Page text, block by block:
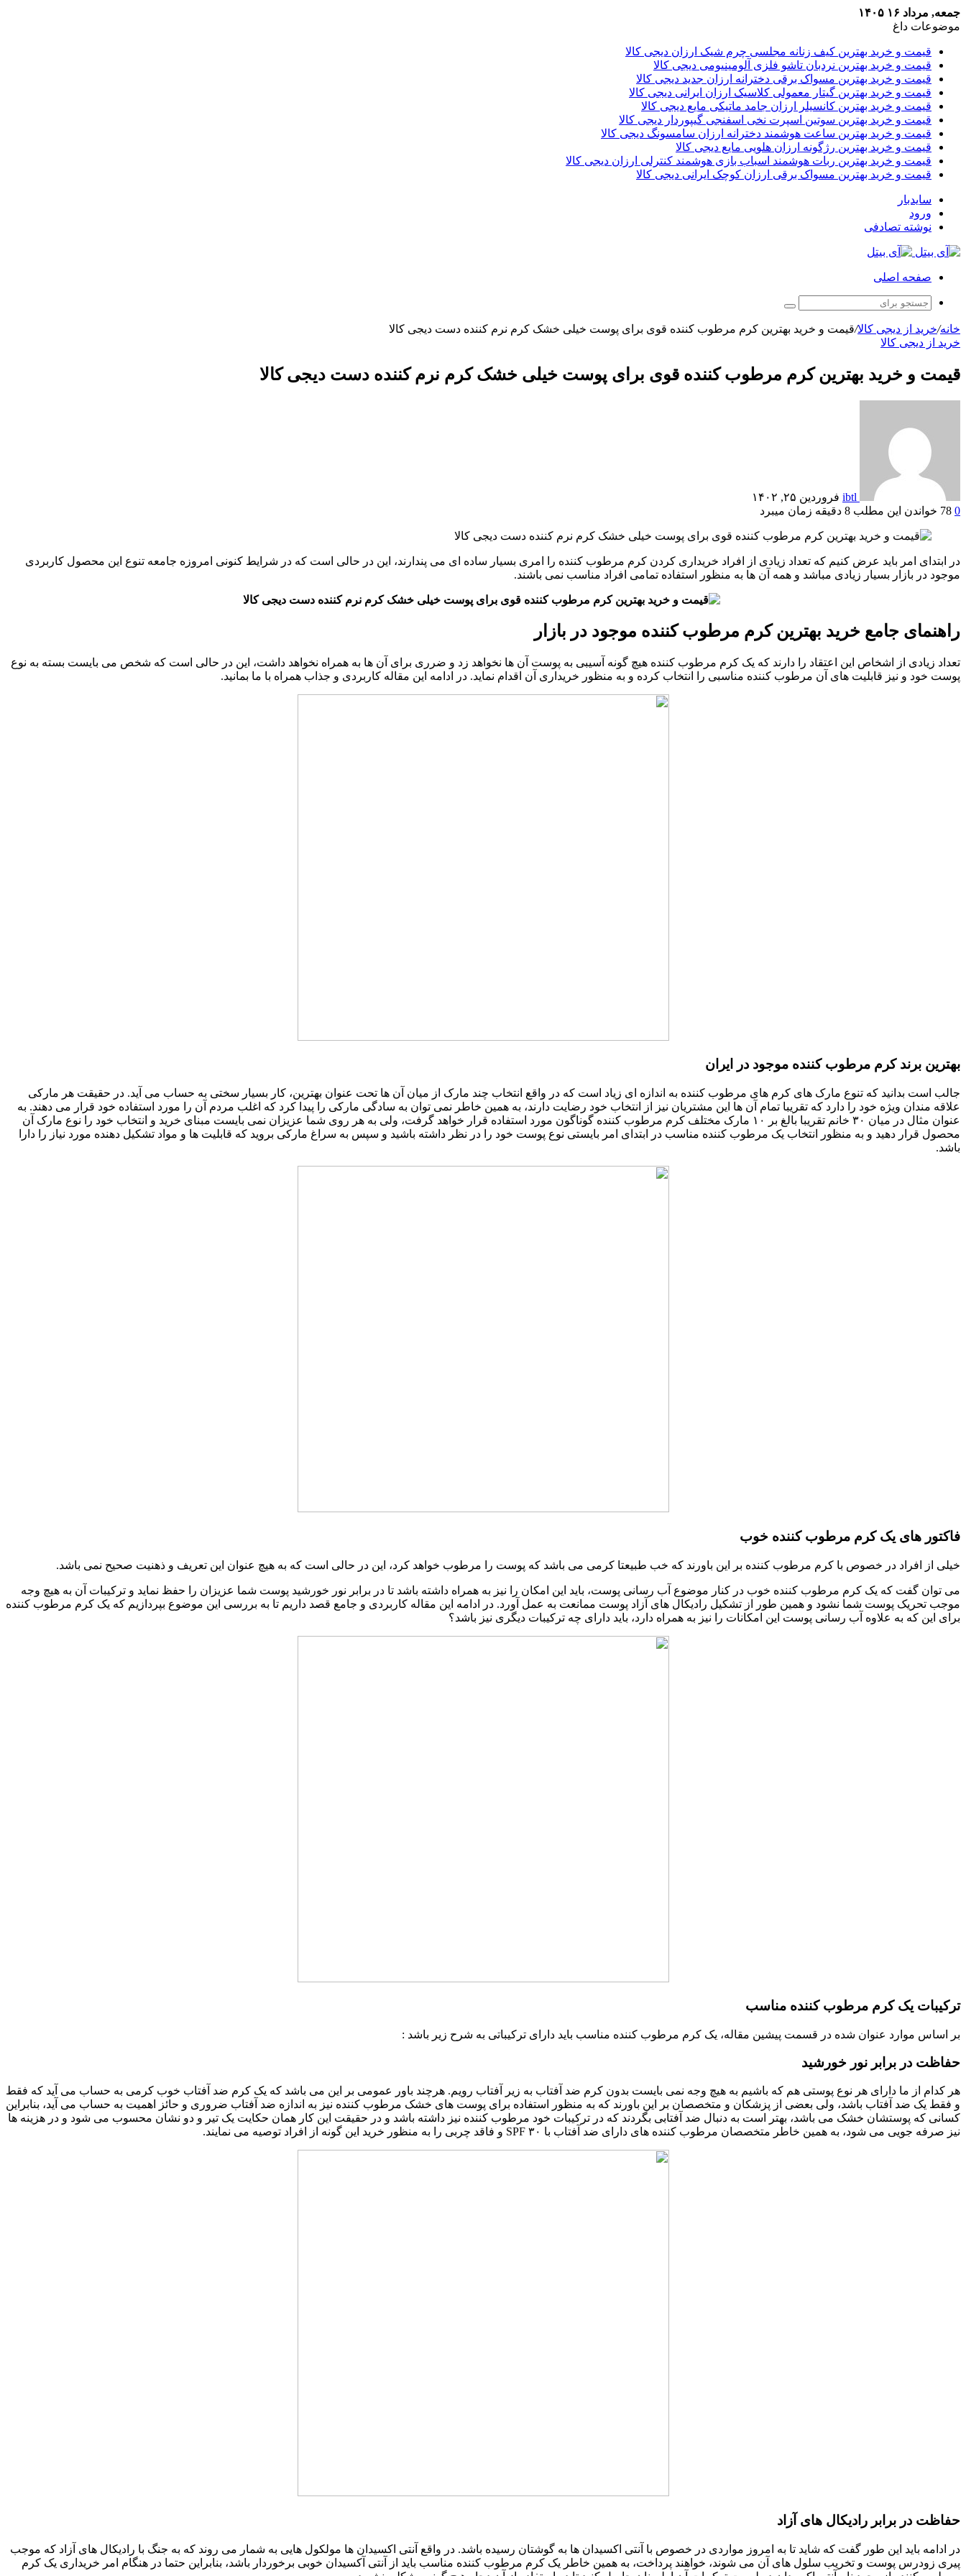
جمعه, مرداد ۱۶ ۱۴۰۵
موضوعات داغ
قیمت و خرید بهترین کیف زنانه مجلسی چرم شیک ارزان دیجی کالا
قیمت و خرید بهترین نردبان تاشو فلزی آلومینیومی دیجی کالا
قیمت و خرید بهترین مسواک برقی دخترانه ارزان جدید دیجی کالا
قیمت و خرید بهترین گیتار معمولی کلاسیک ارزان ایرانی دیجی کالا
قیمت و خرید بهترین کانسیلر ارزان جامد ماتیکی مایع دیجی کالا
قیمت و خرید بهترین سوتین اسپرت نخی اسفنجی گیپوردار دیجی کالا
قیمت و خرید بهترین ساعت هوشمند دخترانه ارزان سامسونگ دیجی کالا
قیمت و خرید بهترین رژگونه ارزان هلویی مایع دیجی کالا
قیمت و خرید بهترین ربات هوشمند اسباب بازی هوشمند کنترلی ارزان دیجی کالا
قیمت و خرید بهترین مسواک برقی ارزان کوچک ایرانی دیجی کالا
سایدبار
ورود
نوشته تصادفی
صفحه اصلی
خانه/خرید از دیجی کالا/قیمت و خرید بهترین کرم مرطوب کننده قوی برای پوست خیلی خشک کرم نرم کننده دست دیجی کالا
خرید از دیجی کالا
قیمت و خرید بهترین کرم مرطوب کننده قوی برای پوست خیلی خشک کرم نرم کننده دست دیجی کالا
ibtl فروردین ۲۵, ۱۴۰۲
0
خواندن این مطلب 8 دقیقه زمان میبرد
در ابتدای امر باید عرض کنیم که تعداد زیادی از افراد خریداری کردن کرم مرطوب کننده را امری بسیار ساده ای می پندارند، این در حالی است که در شرایط کنونی امروزه جامعه تنوع این محصول کاربردی
موجود در بازار بسیار زیادی مباشد و همه آن ها به منظور استفاده تمامی افراد مناسب نمی باشند.
راهنمای جامع خرید بهترین کرم مرطوب کننده موجود در بازار
تعداد زیادی از اشخاص این اعتقاد را دارند که یک کرم مرطوب کننده هیچ گونه آسیبی به پوست آن ها نخواهد زد و ضرری برای آن ها به همراه نخواهد داشت، این در حالی است که شخص می بایست بسته به نوع
پوست خود و نیز قابلیت های آن مرطوب کننده مناسبی را انتخاب کرده و به منظور خریداری آن اقدام نماید. در ادامه این مقاله کاربردی و جذاب همراه با ما بمانید.
بهترین برند کرم مرطوب کننده موجود در ایران
جالب است بدانید که تنوع مارک های کرم های مرطوب کننده به اندازه ای زیاد است که در واقع انتخاب چند مارک از میان آن ها تحت عنوان بهترین، کار بسیار سختی به حساب می آید. در حقیقت هر مارکی
علاقه مندان ویژه خود را دارد که تقریبا تمام آن ها این مشتریان نیز از انتخاب خود رضایت دارند، به همین خاطر نمی توان به سادگی مارکی را پیدا کرد که اغلب مردم آن را مورد استفاده خود قرار می دهند. به
عنوان مثال در میان ۳۰ خانم تقریبا بالغ بر ۱۰ مارک مختلف کرم مرطوب کننده گوناگون مورد استفاده قرار خواهد گرفت، ولی به هر روی شما عزیزان نمی بایست مبنای خرید و انتخاب خود را نوع مارک آن
محصول قرار دهید و به منظور انتخاب یک مرطوب کننده مناسب در ابتدای امر بایستی نوع پوست خود را در نظر داشته باشید و سپس به سراغ مارکی بروید که قابلیت ها و مواد تشکیل دهنده مورد نیاز را دارا
باشد.
فاکتور های یک کرم مرطوب کننده خوب
خیلی از افراد در خصوص با کرم مرطوب کننده بر این باورند که خب طبیعتا کرمی می باشد که پوست را مرطوب خواهد کرد، این در حالی است که به هیچ عنوان این تعریف و ذهنیت صحیح نمی باشد.
می توان گفت که یک کرم مرطوب کننده خوب در کنار موضوع آب رسانی پوست، باید این امکان را نیز به همراه داشته باشد تا در برابر نور خورشید پوست شما عزیزان را حفظ نماید و ترکیبات آن به هیچ وجه
موجب تحریک پوست شما نشود و همین طور از تشکیل رادیکال های آزاد پوست ممانعت به عمل آورد. در ادامه این مقاله کاربردی و جامع قصد داریم تا به بررسی این موضوع بپردازیم که یک کرم مرطوب کننده
برای این که به علاوه آب رسانی پوست این امکانات را نیز به همراه دارد، باید دارای چه ترکیبات دیگری نیز باشد؟
ترکیبات یک کرم مرطوب کننده مناسب
بر اساس موارد عنوان شده در قسمت پیشین مقاله، یک کرم مرطوب کننده مناسب باید دارای ترکیباتی به شرح زیر باشد :
حفاظت در برابر نور خورشید
هر کدام از ما دارای هر نوع پوستی هم که باشیم به هیچ وجه نمی بایست بدون کرم ضد آفتاب به زیر آفتاب رویم. هرچند باور عمومی بر این می باشد که یک کرم ضد آفتاب خوب کرمی به حساب می آید که فقط
و فقط یک ضد آفتاب باشد، ولی بعضی از پزشکان و متخصصان بر این باورند که به منظور استفاده برای پوست های خشک مرطوب کننده نیز به اندازه ضد آفتاب ضروری و حائز اهمیت به حساب می آید، بنابراین
کسانی که پوستشان خشک می باشد، بهتر است به دنبال ضد آفتابی بگردند که در ترکیبات خود مرطوب کننده نیز داشته باشد و در حقیقت این کار همان حکایت یک تیر و دو نشان محسوب می شود و در هزینه ها
نیز صرفه جویی می شود، به همین خاطر متخصصان مرطوب کننده های دارای ضد آفتاب با ۳۰ SPF و فاقد چربی را به منظور خرید این گونه از افراد توصیه می نمایند.
حفاظت در برابر رادیکال‌ های آزاد
در ادامه باید این طور گفت که شاید تا به امروز مواردی در خصوص با آنتی اکسیدان ها به گوشتان رسیده باشد. در واقع آنتی اکسیدان ها مولکول هایی به شمار می روند که به جنگ با رادیکال های آزاد که موجب
پیری زودرس پوست و تخریب سلول های آن می شوند، خواهند پرداخت، به همین خاطر یک کرم مرطوب کننده مناسب باید از آنتی آکسیدان خوبی برخوردار باشد، بنابراین حتما در هنگام امر خریداری یک کرم